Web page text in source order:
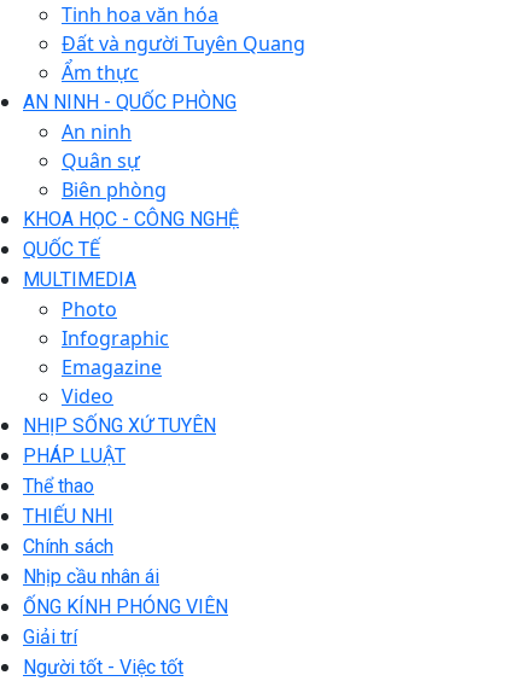
Tinh hoa văn hóa
Đất và người Tuyên Quang
Ẩm thực
AN NINH - QUỐC PHÒNG
An ninh
Quân sự
Biên phòng
KHOA HỌC - CÔNG NGHỆ
QUỐC TẾ
MULTIMEDIA
Photo
Infographic
Emagazine
Video
NHỊP SỐNG XỨ TUYÊN
PHÁP LUẬT
Thể thao
THIẾU NHI
Chính sách
Nhịp cầu nhân ái
ỐNG KÍNH PHÓNG VIÊN
Giải trí
Người tốt - Việc tốt